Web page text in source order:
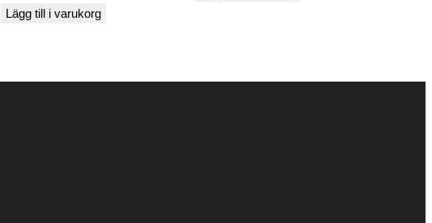
Lägg till i varukorg